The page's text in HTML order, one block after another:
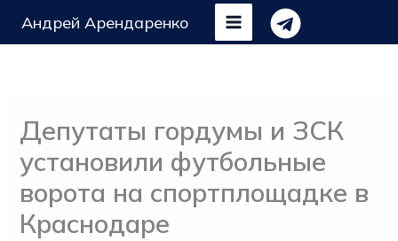
Андрей Арендаренко
Депутаты гордумы и ЗСК
установили футбольные
ворота на спортплощадке в
Краснодаре